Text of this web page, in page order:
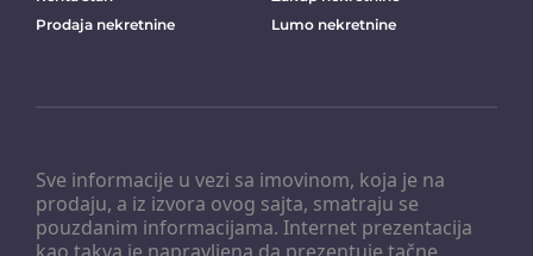
Sve informacije u vezi sa imovinom, koja je na
prodaju, a iz izvora ovog sajta, smatraju se
pouzdanim informacijama. Internet prezentacija
Prodaja nekretnine
Lumo nekretnine